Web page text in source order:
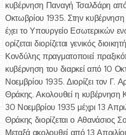
κυβέρνηση Παναγή Τσαλδάρη
Οκτωβρίου 1935. Στην
έχει το Υπουργείο Εσωτερικών
ορίζεται διορίζεται γενικός
Κονδύλης πραγματοποιεί
κυβέρνηση του διαρκεί από 10
Νοεμβρίου 1935. Διορίζει τον Γ.
Θράκης. Ακολουθεί η κυβέρνηση
30 Νοεμβρίου 1935 μέχρι 13
Θράκης διορίζεται ο Αθανάσιος
Μεταξά ακολουθεί από 13